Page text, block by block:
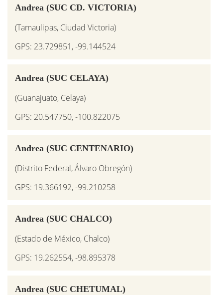
Andrea (SUC CD. VICTORIA)
(Tamaulipas, Ciudad Victoria)
GPS: 23.729851, -99.144524
Andrea (SUC CELAYA)
(Guanajuato, Celaya)
GPS: 20.547750, -100.822075
Andrea (SUC CENTENARIO)
(Distrito Federal, Álvaro Obregón)
GPS: 19.366192, -99.210258
Andrea (SUC CHALCO)
(Estado de México, Chalco)
GPS: 19.262554, -98.895378
Andrea (SUC CHETUMAL)